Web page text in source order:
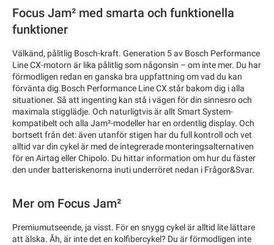
Focus Jam² med smarta och funktionella
funktioner
Välkänd, pålitlig Bosch-kraft. Generation 5 av Bosch Performance
Line CX-motorn är lika pålitlig som någonsin – om inte mer. Du har
förmodligen redan en ganska bra uppfattning om vad du kan
förvänta dig.Bosch Performance Line CX står bakom dig i alla
situationer. Så att ingenting kan stå i vägen för din sinnesro och
maximala stigglädje. Och naturligtvis är allt Smart System-
kompatibelt och alla Jam²-modeller har en ordentlig display. Och
bortsett från det: även utanför stigen har du full kontroll och vet
alltid var din cykel är med de integrerade monteringsalternativen
för en Airtag eller Chipolo. Du hittar information om hur du fäster
den under batteriskenorna inuti underröret nedan i Frågor&Svar.
Mer om Focus Jam²
Premiumutseende, ja visst. För en snygg cykel är alltid lite lättare
att älska. Åh, är inte det en kolfibercykel? Du är förmodligen inte